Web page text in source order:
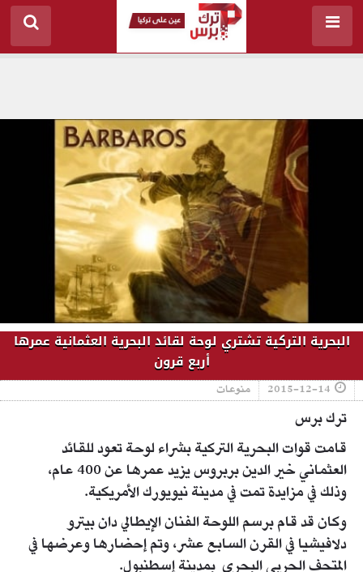
البحرية التركية تشتري لوحة لقائد البحرية العثمانية عمرها
أربع قرون
2015-12-14 منوعات
ترك برس
قامت قوات البحرية التركية بشراء لوحة تعود للقائد
العثماني خير الدين بربروس يزيد عمرها عن 400 عام،
وذلك في مزايدة تمت في مدينة نيويورك الأمريكية.
وكان قد قام برسم اللوحة الفنان الإيطالي دان بيترو
دلافيشيا في القرن السابع عشر، وتم إحضارها وعرضها في